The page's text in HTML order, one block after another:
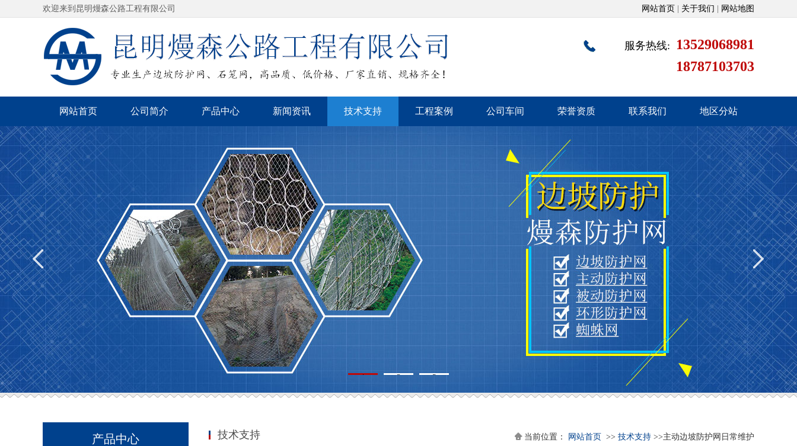
欢迎来到昆明熳森公路工程有限公司 网站首页 关于我们 网站地图
服务热线: 13529068981
18787103703
网站首页 公司简介 产品中心 新闻资讯 技术支持 工程案例 公司车间 荣誉资质 联系我们 地区分站
1 2 3
产品中心 技术支持 当前位置： 网站首页 >> 技术支持 >>主动边坡防护网日常维护